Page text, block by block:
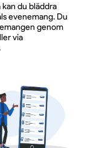
kan du bläddra
evenemang. Du
genom
via